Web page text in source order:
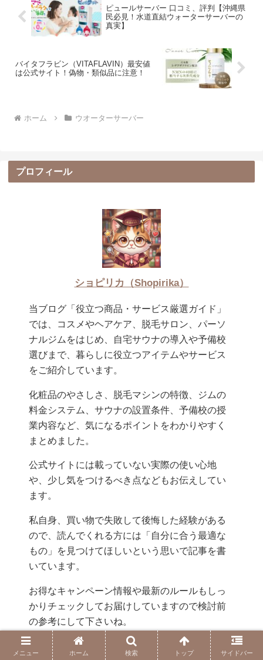
ピュールサーバー 口コミ、評判【沖縄県
民必見！水道直結ウォーターサーバーの
真実】
バイタフラビン（VITAFLAVIN）最安値
は公式サイト！偽物・類似品に注意！
ホーム ウオーターサーバー
プロフィール
ショピリカ（Shopirika）
当ブログ「役立つ商品・サービス厳選ガイド」
では、コスメやヘアケア、脱毛サロン、パーソ
ナルジムをはじめ、自宅サウナの導入や予備校
選びまで、暮らしに役立つアイテムやサービス
をご紹介しています。
化粧品のやさしさ、脱毛マシンの特徴、ジムの
料金システム、サウナの設置条件、予備校の授
業内容など、気になるポイントをわかりやすく
まとめました。
公式サイトには載っていない実際の使い心地
や、少し気をつけるべき点などもお伝えしてい
ます。
私自身、買い物で失敗して後悔した経験がある
ので、読んでくれる方には「自分に合う最適な
もの」を見つけてほしいという思いで記事を書
いています。
お得なキャンペーン情報や最新のルールもしっ
かりチェックしてお届けしていますので検討前
の参考にして下さいね。
ショピリカ（Shopirika）をフォローする
メニュー ホーム 検索 トップ サイドバー